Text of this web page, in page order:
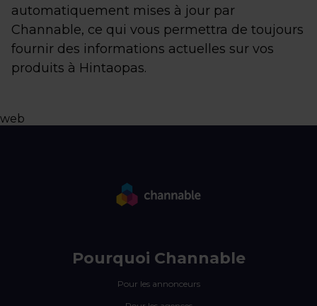
automatiquement mises à jour par
Channable, ce qui vous permettra de toujours
fournir des informations actuelles sur vos
produits à Hintaopas.
web
Pourquoi Channable
Pour les annonceurs